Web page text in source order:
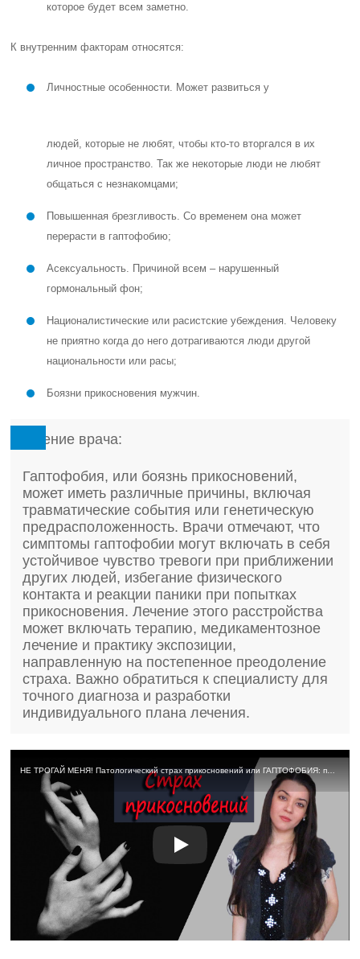
которое будет всем заметно.
К внутренним факторам относятся:
Личностные особенности. Может развиться у
людей, которые не любят, чтобы кто-то вторгался в их
личное пространство. Так же некоторые люди не любят
общаться с незнакомцами;
Повышенная брезгливость. Со временем она может
перерасти в гаптофобию;
Асексуальность. Причиной всем – нарушенный
гормональный фон;
Националистические или расистские убеждения. Человеку
не приятно когда до него дотрагиваются люди другой
национальности или расы;
Боязни прикосновения мужчин.
Мнение врача:
Гаптофобия, или боязнь прикосновений,
может иметь различные причины, включая
травматические события или генетическую
предрасположенность. Врачи отмечают, что
симптомы гаптофобии могут включать в себя
устойчивое чувство тревоги при приближении
других людей, избегание физического
контакта и реакции паники при попытках
прикосновения. Лечение этого расстройства
может включать терапию, медикаментозное
лечение и практику экспозиции,
направленную на постепенное преодоление
страха. Важно обратиться к специалисту для
точного диагноза и разработки
индивидуального плана лечения.